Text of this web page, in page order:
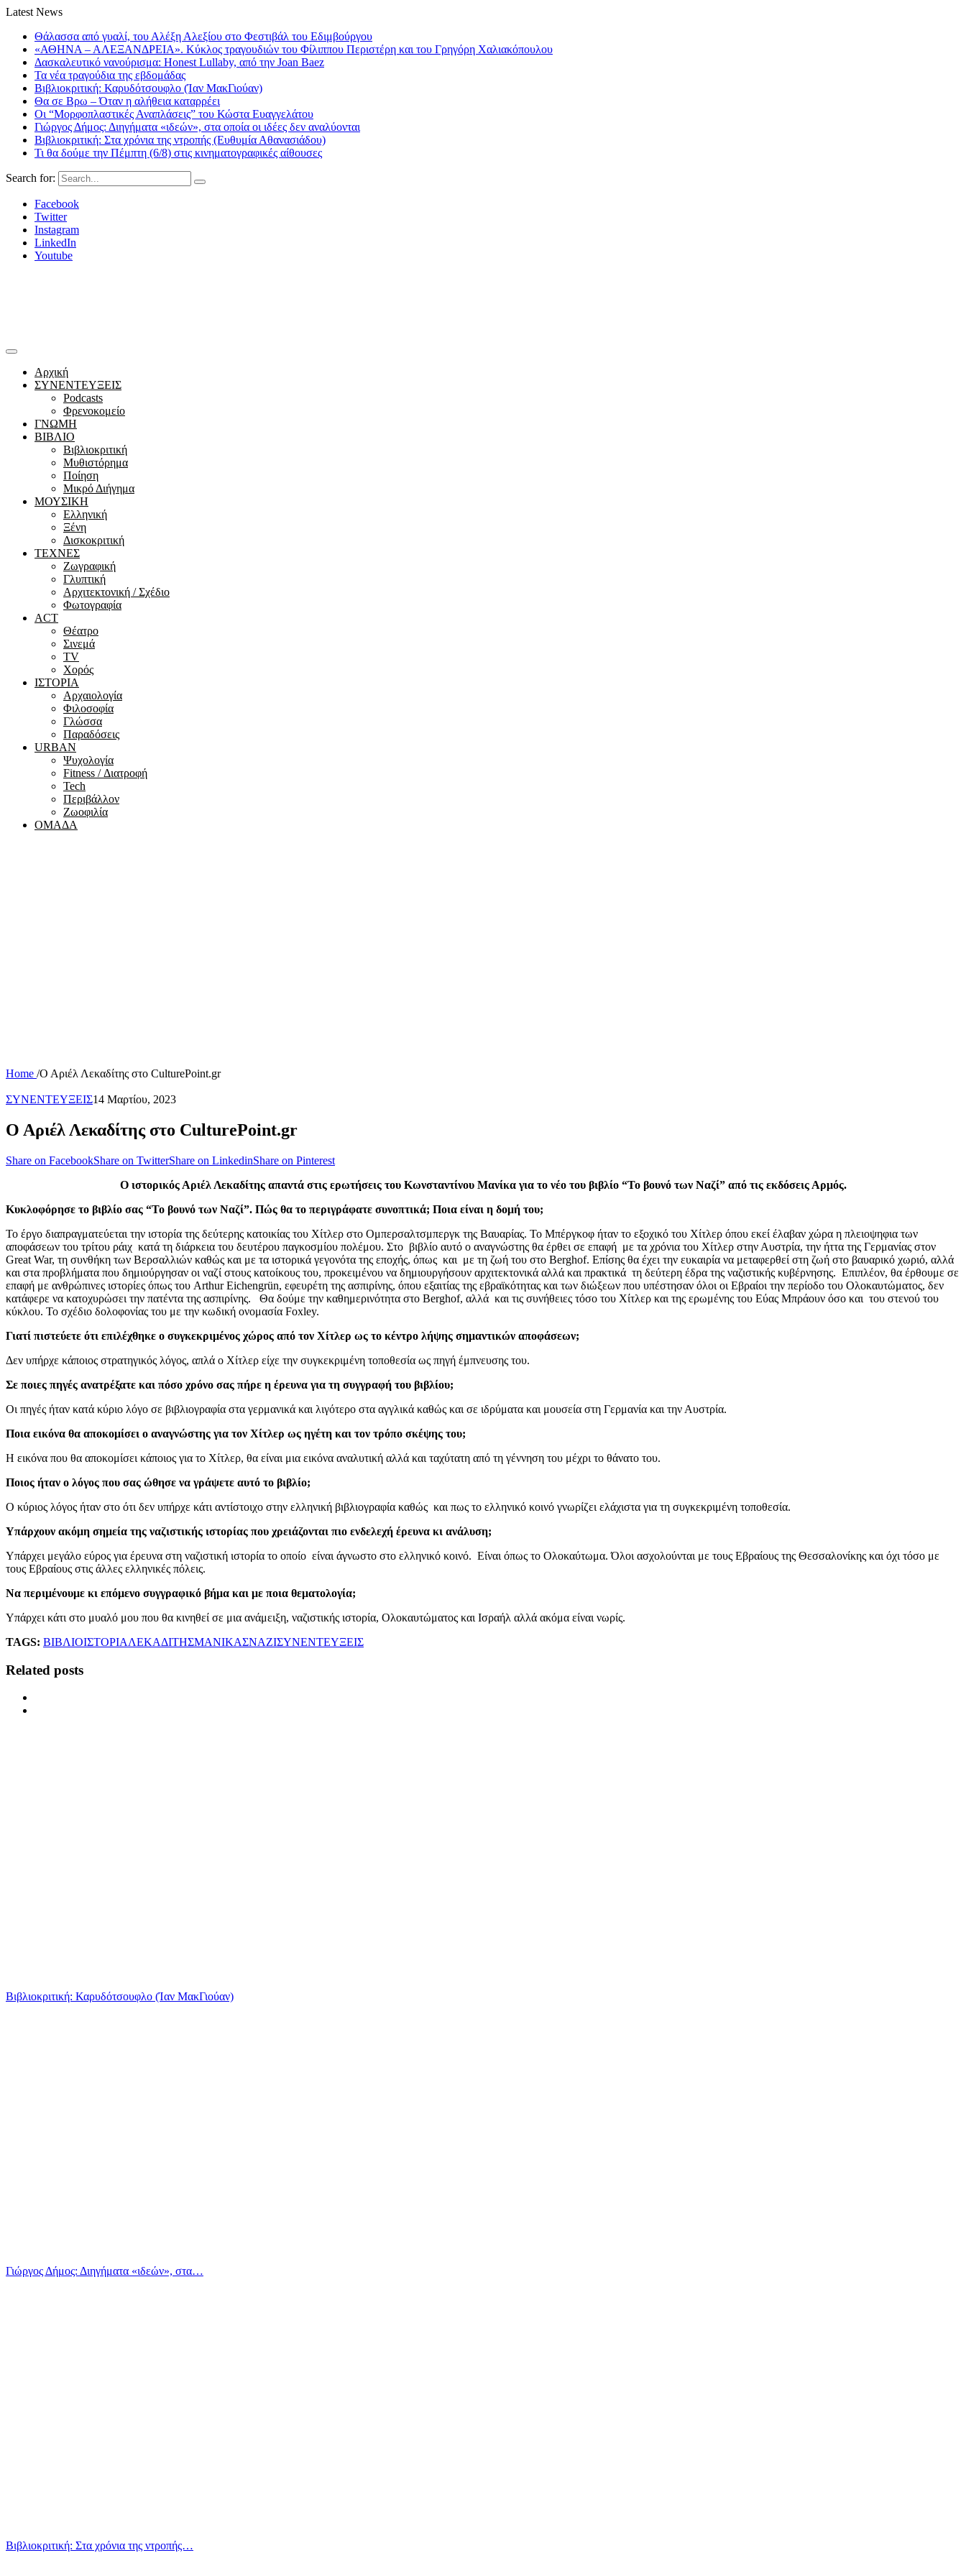
Latest News
Θάλασσα από γυαλί, του Αλέξη Αλεξίου στο Φεστιβάλ του Εδιμβούργου
«ΑΘΗΝΑ – ΑΛΕΞΑΝΔΡΕΙΑ». Κύκλος τραγουδιών του Φίλιππου Περιστέρη και του Γρηγόρη Χαλιακόπουλου
Δασκαλευτικό νανούρισμα: Honest Lullaby, από την Joan Baez
Τα νέα τραγούδια της εβδομάδας
Βιβλιοκριτική: Καρυδότσουφλο (Ίαν ΜακΓιούαν)
Θα σε Βρω – Όταν η αλήθεια καταρρέει
Οι “Μορφοπλαστικές Αναπλάσεις” του Κώστα Ευαγγελάτου
Γιώργος Δήμος: Διηγήματα «ιδεών», στα οποία οι ιδέες δεν αναλύονται
Βιβλιοκριτική: Στα χρόνια της ντροπής (Ευθυμία Αθανασιάδου)
Τι θα δούμε την Πέμπτη (6/8) στις κινηματογραφικές αίθουσες
Search for:
Facebook
Twitter
Instagram
LinkedIn
Youtube
Αρχική
ΣΥΝΕΝΤΕΥΞΕΙΣ
Podcasts
Φρενοκομείο
ΓΝΩΜΗ
ΒΙΒΛΙΟ
Βιβλιοκριτική
Μυθιστόρημα
Ποίηση
Μικρό Διήγημα
ΜΟΥΣΙΚΗ
Ελληνική
Ξένη
Δισκοκριτική
ΤΕΧΝΕΣ
Ζωγραφική
Γλυπτική
Αρχιτεκτονική / Σχέδιο
Φωτογραφία
ACT
Θέατρο
Σινεμά
ΤV
Χορός
ΙΣΤΟΡΙΑ
Αρχαιολογία
Φιλοσοφία
Γλώσσα
Παραδόσεις
URBAN
Ψυχολογία
Fitness / Διατροφή
Tech
Περιβάλλον
Ζωοφιλία
ΟΜΑΔΑ
Home /Ο Αριέλ Λεκαδίτης στο CulturePoint.gr
ΣΥΝΕΝΤΕΥΞΕΙΣ14 Μαρτίου, 2023
Ο Αριέλ Λεκαδίτης στο CulturePoint.gr
Share on FacebookShare on TwitterShare on LinkedinShare on Pinterest
Ο ιστορικός Αριέλ Λεκαδίτης απαντά στις ερωτήσεις του Κωνσταντίνου Μανίκα για το νέο του βιβλίο “Το βουνό των Ναζί” από τις εκδόσεις Αρμός.
Κυκλοφόρησε το βιβλίο σας “Το βουνό των Ναζί”. Πώς θα το περιγράφατε συνοπτικά; Ποια είναι η δομή του;
Το έργο διαπραγματεύεται την ιστορία της δεύτερης κατοικίας του Χίτλερ στο Ομπερσαλτσμπεργκ της Βαυαρίας. Το Μπέργκοφ ήταν το εξοχικό του Χίτλερ όπου εκεί έλαβαν χώρα η πλειοψηφια των
αποφάσεων του τρίτου ράιχ κατά τη διάρκεια του δευτέρου παγκοσμίου πολέμου. Στο βιβλίο αυτό ο αναγνώστης θα έρθει σε επαφή με τα χρόνια του Χίτλερ στην Αυστρία, την ήττα της Γερμανίας στον
Great War, τη συνθήκη των Βερσαλλιών καθώς και με τα ιστορικά γεγονότα της εποχής, όπως και με τη ζωή του στο Berghof. Επίσης θα έχει την ευκαιρία να μεταφερθεί στη ζωή στο βαυαρικό χωριό, αλλά
και στα προβλήματα που δημιούργησαν οι ναζί στους κατοίκους του, προκειμένου να δημιουργήσουν αρχιτεκτονικά αλλά και πρακτικά τη δεύτερη έδρα της ναζιστικής κυβέρνησης. Επιπλέον, θα έρθουμε σε
επαφή με ανθρώπινες ιστορίες όπως του Arthur Eichengrün, εφευρέτη της ασπιρίνης, όπου εξαιτίας της εβραϊκότητας και των διώξεων που υπέστησαν όλοι οι Εβραίοι την περίοδο του Ολοκαυτώματος, δεν
κατάφερε να κατοχυρώσει την πατέντα της ασπιρίνης. Θα δούμε την καθημερινότητα στο Berghof, αλλά και τις συνήθειες τόσο του Χίτλερ και της ερωμένης του Εύας Μπράουν όσο και του στενού του
κύκλου. Το σχέδιο δολοφονίας του με την κωδική ονομασία Foxley.
Γιατί πιστεύετε ότι επιλέχθηκε ο συγκεκριμένος χώρος από τον Χίτλερ ως το κέντρο λήψης σημαντικών αποφάσεων;
Δεν υπήρχε κάποιος στρατηγικός λόγος, απλά ο Χίτλερ είχε την συγκεκριμένη τοποθεσία ως πηγή έμπνευσης του.
Σε ποιες πηγές ανατρέξατε και πόσο χρόνο σας πήρε η έρευνα για τη συγγραφή του βιβλίου;
Οι πηγές ήταν κατά κύριο λόγο σε βιβλιογραφία στα γερμανικά και λιγότερο στα αγγλικά καθώς και σε ιδρύματα και μουσεία στη Γερμανία και την Αυστρία.
Ποια εικόνα θα αποκομίσει ο αναγνώστης για τον Χίτλερ ως ηγέτη και τον τρόπο σκέψης του;
Η εικόνα που θα αποκομίσει κάποιος για το Χίτλερ, θα είναι μια εικόνα αναλυτική αλλά και ταχύτατη από τη γέννηση του μέχρι το θάνατο του.
Ποιος ήταν ο λόγος που σας ώθησε να γράψετε αυτό το βιβλίο;
Ο κύριος λόγος ήταν στο ότι δεν υπήρχε κάτι αντίστοιχο στην ελληνική βιβλιογραφία καθώς και πως το ελληνικό κοινό γνωρίζει ελάχιστα για τη συγκεκριμένη τοποθεσία.
Υπάρχουν ακόμη σημεία της ναζιστικής ιστορίας που χρειάζονται πιο ενδελεχή έρευνα κι ανάλυση;
Υπάρχει μεγάλο εύρος για έρευνα στη ναζιστική ιστορία το οποίο είναι άγνωστο στο ελληνικό κοινό. Είναι όπως το Ολοκαύτωμα. Όλοι ασχολούνται με τους Εβραίους της Θεσσαλονίκης και όχι τόσο με
τους Εβραίους στις άλλες ελληνικές πόλεις.
Να περιμένουμε κι επόμενο συγγραφικό βήμα και με ποια θεματολογία;
Υπάρχει κάτι στο μυαλό μου που θα κινηθεί σε μια ανάμειξη, ναζιστικής ιστορία, Ολοκαυτώματος και Ισραήλ αλλά ακόμα είναι νωρίς.
TAGS: ΒΙΒΛΙΟΙΣΤΟΡΙΑΛΕΚΑΔΙΤΗΣΜΑΝΙΚΑΣΝΑΖΙΣΥΝΕΝΤΕΥΞΕΙΣ
Related posts
Βιβλιοκριτική: Καρυδότσουφλο (Ίαν ΜακΓιούαν)
Γιώργος Δήμος: Διηγήματα «ιδεών», στα…
Βιβλιοκριτική: Στα χρόνια της ντροπής…